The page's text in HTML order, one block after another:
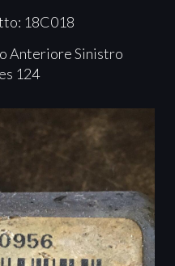
18C018
Anteriore Sinistro
124